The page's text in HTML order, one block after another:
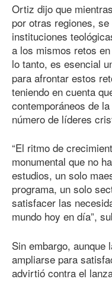
Ortiz dijo que
por otras regiones,
instituciones
a los mismos retos
lo tanto, es esencial
para afrontar estos
teniendo en cuenta
contemporáneos de
número de líderes
“El ritmo de
monumental que no
estudios, un solo
programa, un solo
satisfacer las
mundo hoy en día”,
Sin embargo, aunque
ampliarse para
advirtió contra el